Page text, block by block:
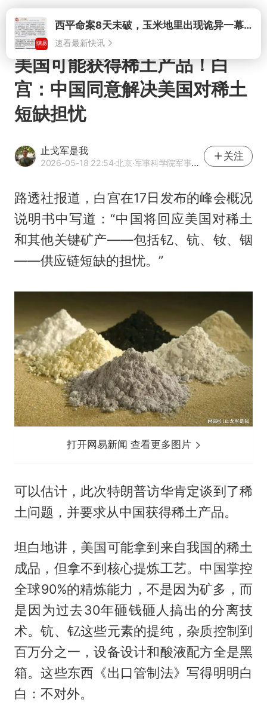
打开西平命案8天未破，玉米地里出现诡异一幕，我突然想起了欧金中
速看最新快讯
美国可能获得稀土产品！白
宫：中国同意解决美国对稀土
短缺担忧
止戈军是我
2026-05-18 22:54·北京·军事科学院军事学博士、高校教师
关注
路透社报道，白宫在17日发布的峰会概况
说明书中写道：“中国将回应美国对稀土
和其他关键矿产——包括钇、钪、钕、铟
——供应链短缺的担忧。”
打开网易新闻 查看更多图片
可以估计，此次特朗普访华肯定谈到了稀
土问题，并要求从中国获得稀土产品。
坦白地讲，美国可能拿到来自我国的稀土
成品，但拿不到核心提炼工艺。中国掌控
全球90%的精炼能力，不是因为矿多，而
是因为过去30年砸钱砸人搞出的分离技
术。钪、钇这些元素的提纯，杂质控制到
百万分之一，设备设计和酸液配方全是黑
箱。这些东西《出口管制法》写得明明白
白：不对外。